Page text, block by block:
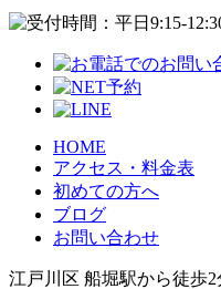
HOME
アクセス・料金表
初めての方へ
ブログ
お問い合わせ
江戸川区 船堀駅から徒歩